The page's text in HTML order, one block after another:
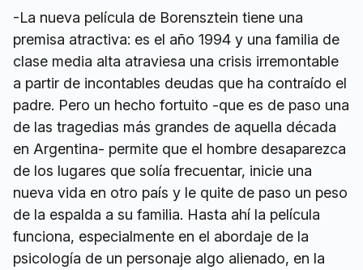
-La nueva película de Borensztein tiene una
premisa atractiva: es el año 1994 y una familia de
clase media alta atraviesa una crisis irremontable
a partir de incontables deudas que ha contraído el
padre. Pero un hecho fortuito -que es de paso una
de las tragedias más grandes de aquella década
en Argentina- permite que el hombre desaparezca
de los lugares que solía frecuentar, inicie una
nueva vida en otro país y le quite de paso un peso
de la espalda a su familia. Hasta ahí la película
funciona, especialmente en el abordaje de la
psicología de un personaje algo alienado, en la